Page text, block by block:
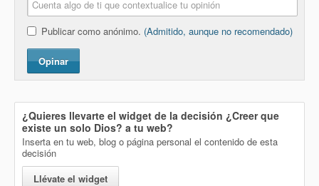
Publicar como anónimo. (Admitido, aunque no recomendado)
Opinar
¿Quieres llevarte el widget de la decisión ¿Creer que
existe un solo Dios? a tu web?
Inserta en tu web, blog o página personal el contenido de esta
decisión
Llévate el widget